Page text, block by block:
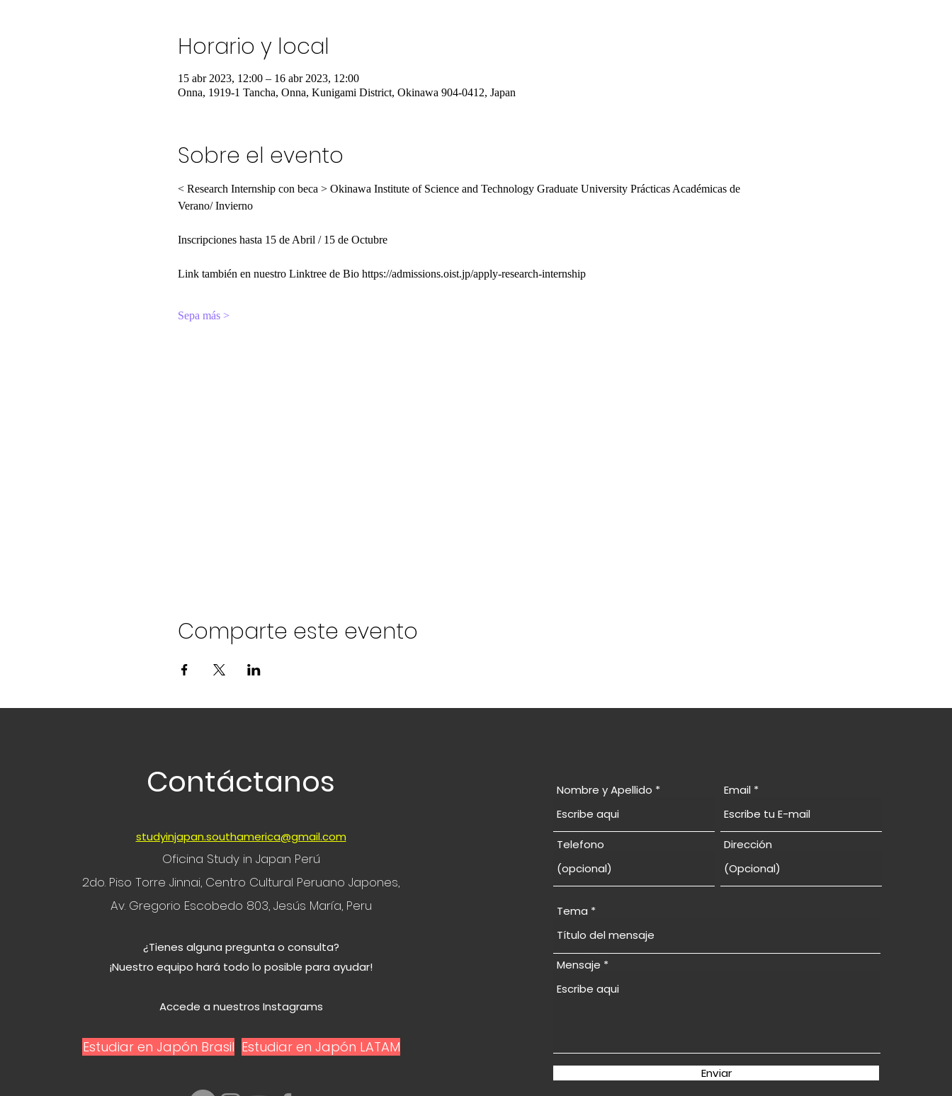
Horario y local
15 abr 2023, 12:00 – 16 abr 2023, 12:00
Onna, 1919-1 Tancha, Onna, Kunigami District, Okinawa 904-0412, Japan
Sobre el evento
< Research Internship con beca > Okinawa Institute of Science and Technology Graduate University Prácticas Académicas de
Verano/ Invierno
Inscripciones hasta 15 de Abril / 15 de Octubre
Link también en nuestro Linktree de Bio https://admissions.oist.jp/apply-research-internship
Sepa más >
Comparte este evento
Contáctanos
studyinjapan.southamerica@gmail.com
Oficina Study in Japan Perú
2do. Piso Torre Jinnai, Centro Cultural Peruano Japones,
Av. Gregorio Escobedo 803, Jesús María, Peru
¿Tienes alguna pregunta o consulta?
¡Nuestro equipo hará todo lo posible para ayudar!
Accede a nuestros Instagrams
Estudiar en Japón Brasil Estudiar en Japón LATAM
Nombre y Apellido Email
Telefono Dirección
Tema
Mensaje
Enviar